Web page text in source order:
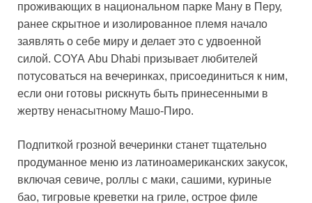
проживающих в национальном парке Ману в Перу,
ранее скрытное и изолированное племя начало
заявлять о себе миру и делает это с удвоенной
силой. COYA Abu Dhabi призывает любителей
потусоваться на вечеринках, присоединиться к ним,
если они готовы рискнуть быть принесенными в
жертву ненасытному Машо-Пиро.
Подпиткой грозной вечеринки станет тщательно
продуманное меню из латиноамериканских закусок,
включая севиче, роллы с маки, сашими, куриные
бао, тигровые креветки на гриле, острое филе